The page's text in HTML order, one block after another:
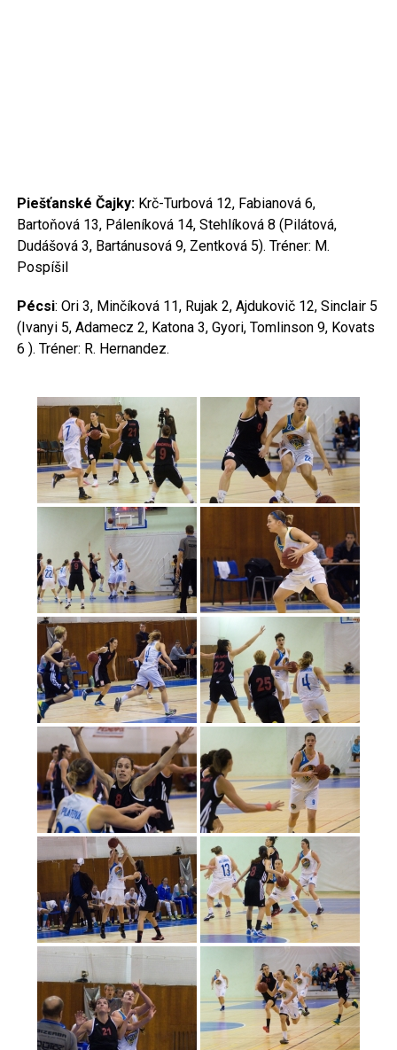
Piešťanské Čajky:Krč-Turbová 12, Fabianová 6,
Bartoňová 13, Páleníková 14, Stehlíková 8 (Pilátová,
Dudášová 3, Bartánusová 9, Zentková 5). Tréner: M.
Pospíšil
Pécsi: Ori 3, Minčíková 11, Rujak 2, Ajdukovič 12, Sinclair 5
(Ivanyi 5, Adamecz 2, Katona 3, Gyori, Tomlinson 9, Kovats
6 ). Tréner: R. Hernandez.